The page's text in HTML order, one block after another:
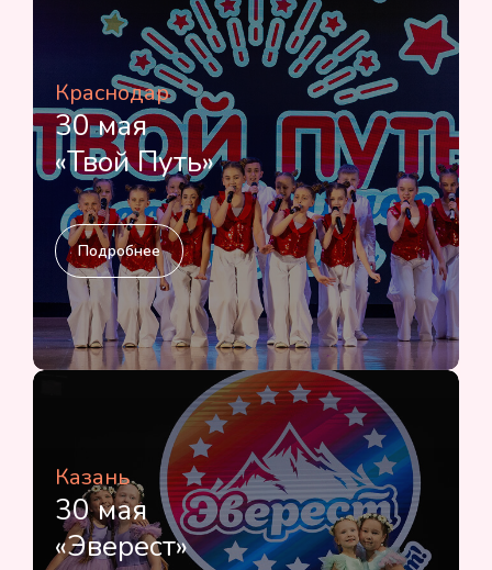
Краснодар
30 мая
«Твой Путь»
Подробнее
Казань
30 мая
«Эверест»